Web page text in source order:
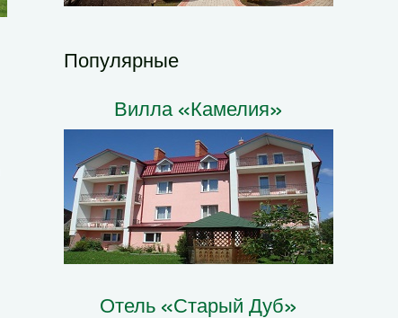
Популярные
Вилла «Камелия»
Отель «Старый Дуб»